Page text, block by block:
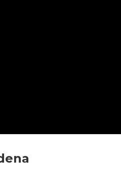
og underholdning